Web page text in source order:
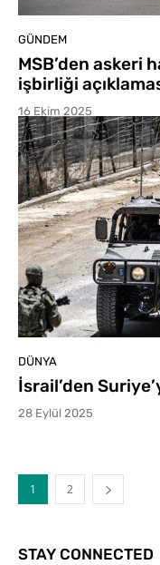
GÜNDEM
MSB’den askeri
işbirliği
16 Ekim 2025
DÜNYA
İsrail’den
28 Eylül 2025
1 2
STAY CONNECTED